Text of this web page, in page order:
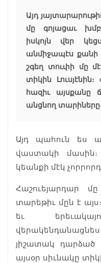
Այդ
մը գոյացաւ
իսկոյն վեր
անմիջապէս քանի
շգեղ տուփի մը
տիկին
հազիւ այսքանը
անցնող
Այդ պահուն ես
վաստակի մասին։
կեանքի մէկ
Հաշուեյարդար
տարեթիւ մըն է
եւ
յիշատակ դարձած
այսօր սիւնակը